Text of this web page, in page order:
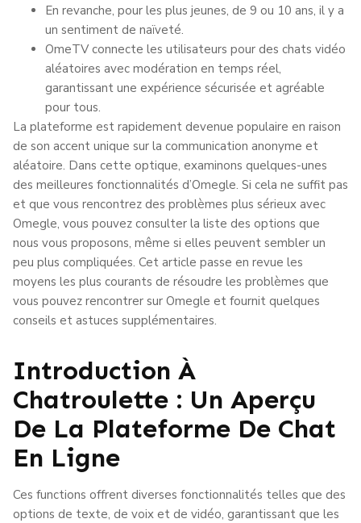
En revanche, pour les plus jeunes, de 9 ou 10 ans, il y a
un sentiment de naïveté.
OmeTV connecte les utilisateurs pour des chats vidéo
aléatoires avec modération en temps réel,
garantissant une expérience sécurisée et agréable
pour tous.
La plateforme est rapidement devenue populaire en raison
de son accent unique sur la communication anonyme et
aléatoire. Dans cette optique, examinons quelques-unes
des meilleures fonctionnalités d’Omegle. Si cela ne suffit pas
et que vous rencontrez des problèmes plus sérieux avec
Omegle, vous pouvez consulter la liste des options que
nous vous proposons, même si elles peuvent sembler un
peu plus compliquées. Cet article passe en revue les
moyens les plus courants de résoudre les problèmes que
vous pouvez rencontrer sur Omegle et fournit quelques
conseils et astuces supplémentaires.
Introduction À
Chatroulette : Un Aperçu
De La Plateforme De Chat
En Ligne
Ces functions offrent diverses fonctionnalités telles que des
options de texte, de voix et de vidéo, garantissant que les